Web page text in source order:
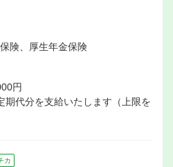
険、厚生年金保険
円
代分を支給いたします（上限を
カ